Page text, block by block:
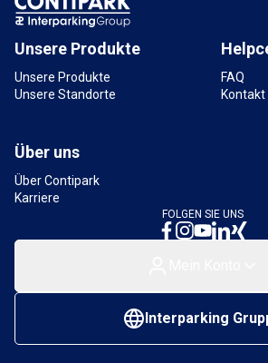
Unsere Produkte
Unsere Produkte
Unsere Standorte
FAQ
Kontakt
Über uns
Über Contipark
Karriere
FOLGEN SIE UNS
Interparking